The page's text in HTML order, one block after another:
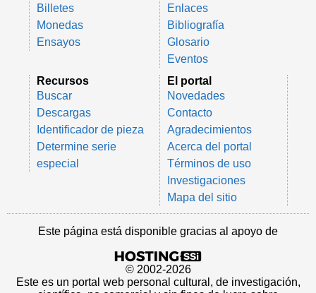
Billetes
Monedas
Ensayos
Enlaces
Bibliografía
Glosario
Eventos
Recursos
Buscar
Descargas
Identificador de pieza
Determine serie
especial
El portal
Novedades
Contacto
Agradecimientos
Acerca del portal
Términos de uso
Investigaciones
Mapa del sitio
Este página está disponible gracias al apoyo de
© 2002-2026
Este es un portal web personal cultural, de investigación,